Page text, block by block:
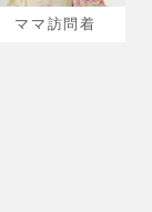
ママ訪問着